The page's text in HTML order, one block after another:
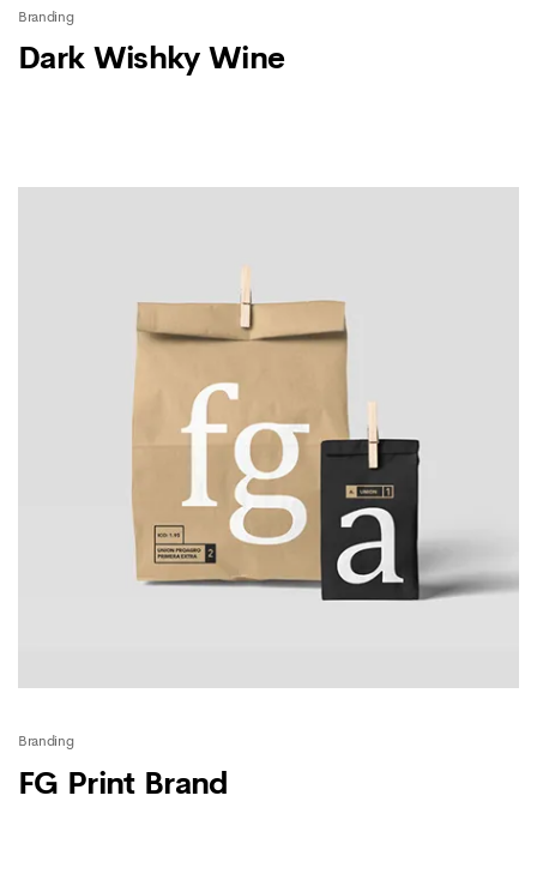
Branding
Dark Wishky Wine
Branding
FG Print Brand